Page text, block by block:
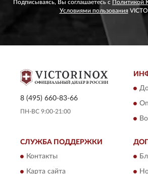
Подписываясь, Вы соглашаетесь с Политикой
Условиями пользования
8 (495) 660-83-66
ПН-ВС 9:00-21:00
СЛУЖБА ПОДДЕРЖКИ
Контакты
Карта сайта